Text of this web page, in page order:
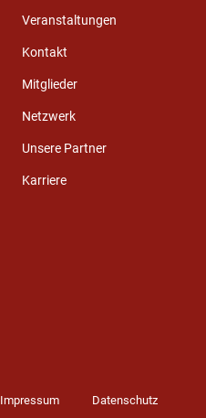
Veranstaltungen
Kontakt
Mitglieder
Netzwerk
Unsere Partner
Karriere
Impressum
Datenschutz